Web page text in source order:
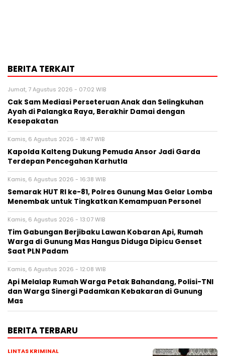
BERITA TERKAIT
Jumat, 7 Agustus 2026 - 07:02 WIB
Cak Sam Mediasi Perseteruan Anak dan Selingkuhan
Ayah di Palangka Raya, Berakhir Damai dengan
Kesepakatan
Kamis, 6 Agustus 2026 - 18:47 WIB
Kapolda Kalteng Dukung Pemuda Ansor Jadi Garda
Terdepan Pencegahan Karhutla
Kamis, 6 Agustus 2026 - 16:38 WIB
Semarak HUT RI ke-81, Polres Gunung Mas Gelar Lomba
Menembak untuk Tingkatkan Kemampuan Personel
Kamis, 6 Agustus 2026 - 13:07 WIB
Tim Gabungan Berjibaku Lawan Kobaran Api, Rumah
Warga di Gunung Mas Hangus Diduga Dipicu Genset
Saat PLN Padam
Kamis, 6 Agustus 2026 - 12:08 WIB
Api Melalap Rumah Warga Petak Bahandang, Polisi-TNI
dan Warga Sinergi Padamkan Kebakaran di Gunung
Mas
BERITA TERBARU
LINTAS KRIMINAL